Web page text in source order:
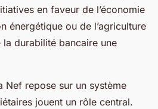
en faveur de l’économie
énergétique ou de l’agriculture
durabilité bancaire une
Nef repose sur un système
jouent un rôle central.